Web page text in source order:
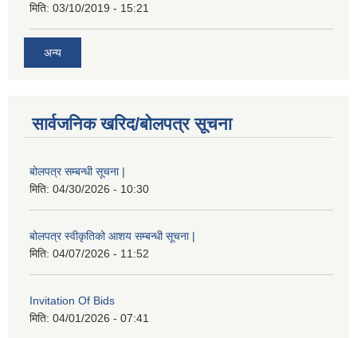
मिति: 03/10/2019 - 15:21
अन्य
सार्वजनिक खरिद/बोलपत्र सूचना
बोलपत्र सम्बन्धी सूचना |
मिति: 04/30/2026 - 10:30
बोलपत्र स्वीकृतिको आशय सम्बन्धी सूचना |
मिति: 04/07/2026 - 11:52
Invitation Of Bids
मिति: 04/01/2026 - 07:41